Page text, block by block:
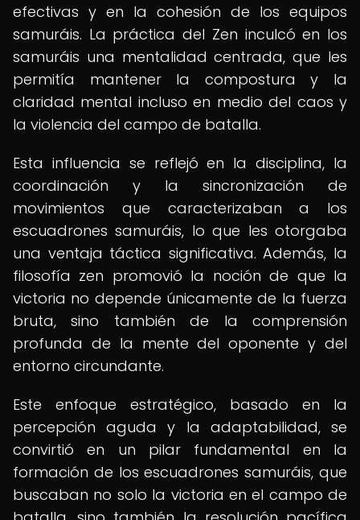
efectivas y en la cohesión de los equipos
samuráis. La práctica del Zen inculcó en los
samuráis una mentalidad centrada, que les
permitía mantener la compostura y la
claridad mental incluso en medio del caos y
la violencia del campo de batalla.
Esta influencia se reflejó en la disciplina, la
coordinación y la sincronización de
movimientos que caracterizaban a los
escuadrones samuráis, lo que les otorgaba
una ventaja táctica significativa. Además, la
filosofía zen promovió la noción de que la
victoria no depende únicamente de la fuerza
bruta, sino también de la comprensión
profunda de la mente del oponente y del
entorno circundante.
Este enfoque estratégico, basado en la
percepción aguda y la adaptabilidad, se
convirtió en un pilar fundamental en la
formación de los escuadrones samuráis, que
buscaban no solo la victoria en el campo de